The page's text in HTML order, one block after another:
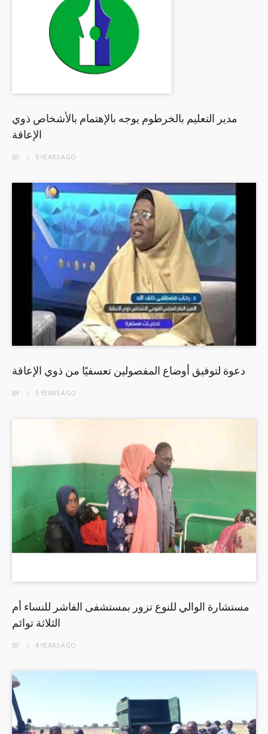
مدير التعليم بالخرطوم يوجه بالإهتمام بالأشخاص ذوي
الإعاقة
BY 5 YEARSAGO
دعوة لتوفيق أوضاع المفصولين تعسفيًا من ذوي الإعاقة
BY 5 YEARSAGO
مستشارة الوالي للنوع تزور بمستشفى الفاشر للنساء أم
الثلاثة توائم
BY 4 YEARSAGO